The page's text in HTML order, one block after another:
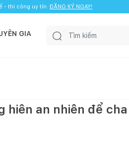
- thi công uy tín. ĐĂNG KÝ NGAY!
GIA
hiên an nhiên để